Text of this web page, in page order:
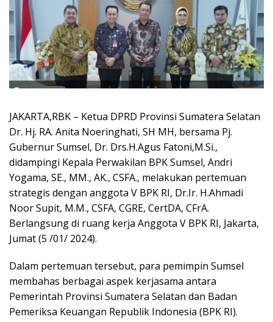
JAKARTA,RBK – Ketua DPRD Provinsi Sumatera Selatan
Dr. Hj. RA. Anita Noeringhati, SH MH, bersama Pj.
Gubernur Sumsel, Dr. Drs.H.Agus Fatoni,M.Si.,
didampingi Kepala Perwakilan BPK Sumsel, Andri
Yogama, SE., MM., AK., CSFA., melakukan pertemuan
strategis dengan anggota V BPK RI, Dr.Ir. H.Ahmadi
Noor Supit, M.M., CSFA, CGRE, CertDA, CFrA.
Berlangsung di ruang kerja Anggota V BPK RI, Jakarta,
Jumat (5 /01/ 2024).
Dalam pertemuan tersebut, para pemimpin Sumsel
membahas berbagai aspek kerjasama antara
Pemerintah Provinsi Sumatera Selatan dan Badan
Pemeriksa Keuangan Republik Indonesia (BPK RI).